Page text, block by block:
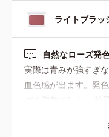
ライトブラッ
自然なローズ発
実際は青みが強すぎ
血色感が出ます。発
いやすく感じました